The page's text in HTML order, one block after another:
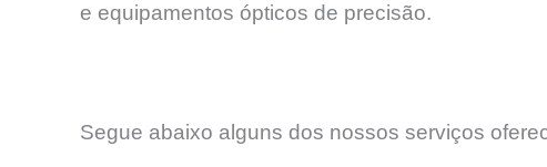
e equipamentos ópticos de precisão.
Segue abaixo alguns dos nossos serviços